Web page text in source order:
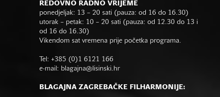
REDOVNO RADNO VRIJEME
ponedjeljak: 13 – 20 sati (pauza: od 16 do 16.30)
utorak – petak: 10 – 20 sati (pauza: od 12.30 do 13 i
od 16 do 16.30)
Vikendom sat vremena prije početka programa.
Tel: +385 (0)1 6121 166
e-mail: blagajna@lisinski.hr
BLAGAJNA ZAGREBAČKE FILHARMONIJE: